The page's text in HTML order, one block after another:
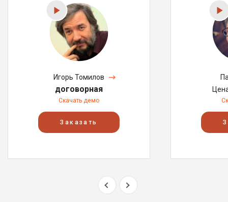
Игорь Томилов
договорная
Скачать демо
Заказать